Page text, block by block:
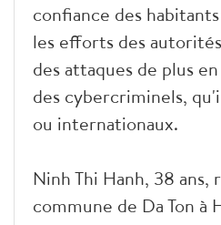
confiance des
les efforts des
des attaques de plus
des cybercriminels,
ou internationaux.
Ninh Thi Hanh, 38 ans,
commune de Da Ton à